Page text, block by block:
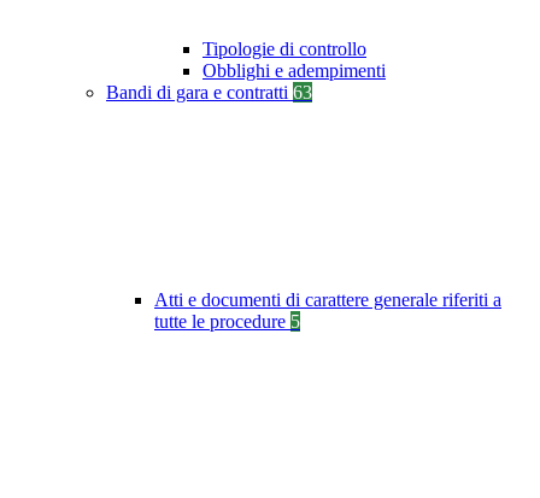
Tipologie di controllo
Obblighi e adempimenti
Bandi di gara e contratti 63
Atti e documenti di carattere generale riferiti a
tutte le procedure 5